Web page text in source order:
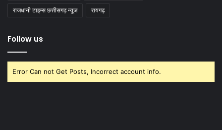
राजधानी टाइम्स छत्तीसगढ़ न्यूज रायगढ़
Follow us
Error Can not Get Posts, Incorrect account info.